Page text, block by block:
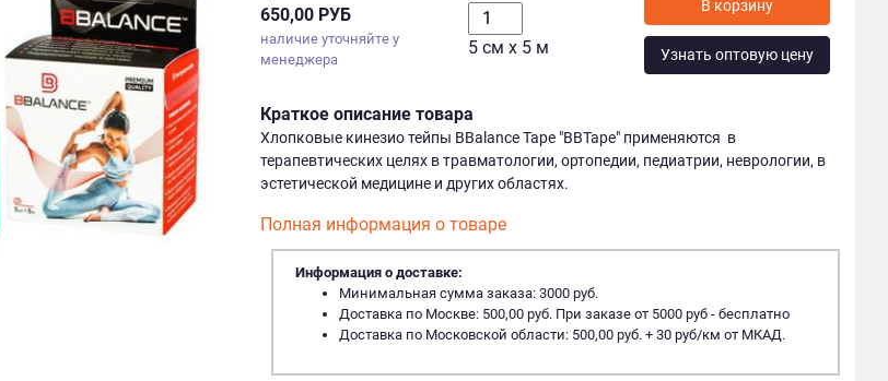
650,00 РУБ
наличие уточняйте у
менеджера
5 см x 5 м Узнать оптовую цену
Краткое описание товара
Хлопковые кинезио тейпы BBalance Tape "BBTape" применяются в
терапевтических целях в травматологии, ортопедии, педиатрии, неврологии, в
эстетической медицине и других областях.
Полная информация о товаре
Информация о доставке:
Минимальная сумма заказа: 3000 руб.
Доставка по Москве: 500,00 руб. При заказе от 5000 руб - бесплатно
Доставка по Московской области: 500,00 руб. + 30 руб/км от МКАД.